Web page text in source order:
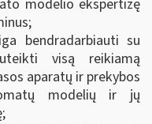
modelio ekspertizę
bendradarbiauti su
visą reikiamą
aparatų ir prekybos
modelių ir jų